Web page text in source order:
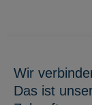
in